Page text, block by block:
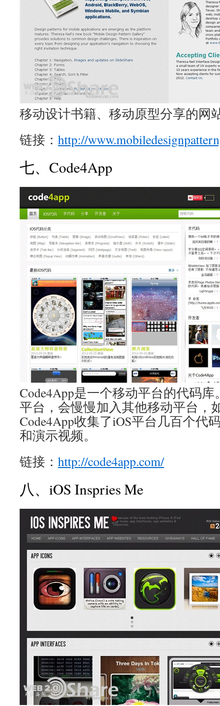
移动设计书籍、移动原型分享的网
链接： http://
七、Code4App
Code4App是一个移动平台的代码
平台，会慢慢加入其他移动平台，
Code4App收集了iOS平台几百个代
和演示视频。
链接： http://code4app.com/
八、iOS Inspries Me